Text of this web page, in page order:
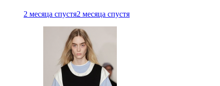
2 месяца спустя2 месяца спустя